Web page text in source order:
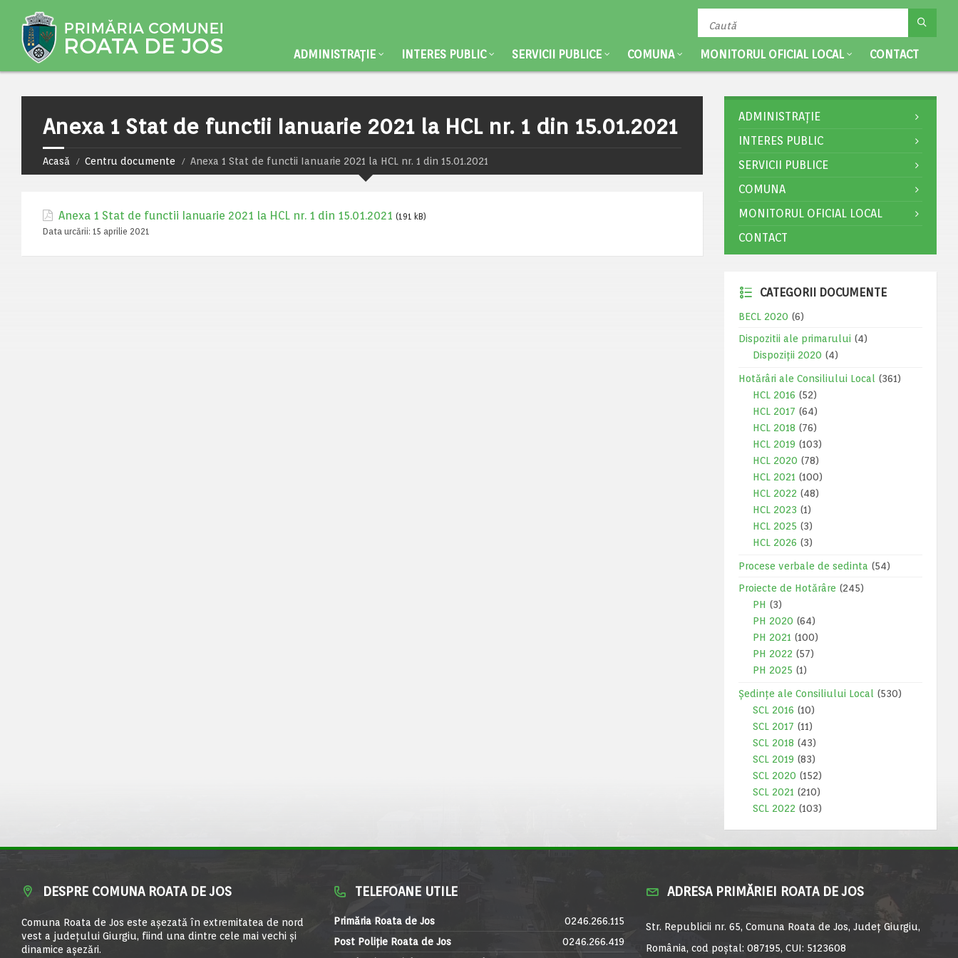
ADMINISTRAȚIE INTERES PUBLIC SERVICII PUBLICE COMUNA MONITORUL OFICIAL LOCAL CONTACT
Anexa 1 Stat de functii Ianuarie 2021 la HCL nr. 1 din 15.01.2021
Acasă Centru documente Anexa 1 Stat de functii Ianuarie 2021 la HCL nr. 1 din 15.01.2021
Anexa 1 Stat de functii Ianuarie 2021 la HCL nr. 1 din 15.01.2021 (191 kB)
Data urcării: 15 aprilie 2021
ADMINISTRAȚIE
INTERES PUBLIC
SERVICII PUBLICE
COMUNA
MONITORUL OFICIAL LOCAL
CONTACT
CATEGORII DOCUMENTE
BECL 2020 (6)
Dispozitii ale primarului (4)
Dispoziții 2020 (4)
Hotărâri ale Consiliului Local
(361)
HCL 2016 (52)
HCL 2017 (64)
HCL 2018 (76)
HCL 2019 (103)
HCL 2020 (78)
HCL 2021 (100)
HCL 2022 (48)
HCL 2023 (1)
HCL 2025 (3)
HCL 2026 (3)
Procese verbale de sedinta (54)
Proiecte de Hotărâre (245)
PH (3)
PH 2020 (64)
PH 2021 (100)
PH 2022 (57)
PH 2025 (1)
Ședințe ale Consiliului Local
(530)
SCL 2016 (10)
SCL 2017 (11)
SCL 2018 (43)
SCL 2019 (83)
SCL 2020 (152)
SCL 2021 (210)
SCL 2022 (103)
DESPRE COMUNA ROATA DE JOS
Comuna Roata de Jos este aşezată în extremitatea de nord
vest a judeţului Giurgiu, fiind una dintre cele mai vechi şi
dinamice aşezări.
TELEFOANE UTILE
Primăria Roata de Jos
0246.266.115
Post Poliție Roata de Jos
0246.266.419
ADRESA PRIMĂRIEI ROATA DE JOS
Str. Republicii nr. 65, Comuna Roata de Jos, Județ Giurgiu,
România, cod poștal: 087195, CUI: 5123608